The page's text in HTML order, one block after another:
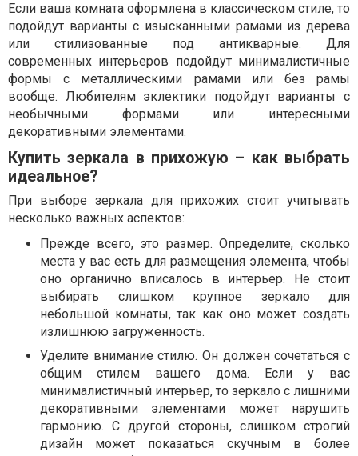
Если ваша комната оформлена в классическом стиле, то
подойдут варианты с изысканными рамами из дерева
или стилизованные под антикварные. Для
современных интерьеров подойдут минималистичные
формы с металлическими рамами или без рамы
вообще. Любителям эклектики подойдут варианты с
необычными формами или интересными
декоративными элементами.
Купить зеркала в прихожую – как выбрать
идеальное?
При выборе зеркала для прихожих стоит учитывать
несколько важных аспектов:
Прежде всего, это размер. Определите, сколько
места у вас есть для размещения элемента, чтобы
оно органично вписалось в интерьер. Не стоит
выбирать слишком крупное зеркало для
небольшой комнаты, так как оно может создать
излишнюю загруженность.
Уделите внимание стилю. Он должен сочетаться с
общим стилем вашего дома. Если у вас
минималистичный интерьер, то зеркало с лишними
декоративными элементами может нарушить
гармонию. С другой стороны, слишком строгий
дизайн может показаться скучным в более